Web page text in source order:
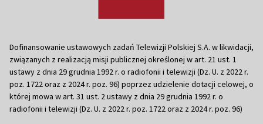
Dofinansowanie ustawowych zadań Telewizji Polskiej S.A. w likwidacji,
związanych z realizacją misji publicznej określonej w art. 21 ust. 1
ustawy z dnia 29 grudnia 1992 r. o radiofonii i telewizji (Dz. U. z 2022 r.
poz. 1722 oraz z 2024 r. poz. 96) poprzez udzielenie dotacji celowej, o
której mowa w art. 31 ust. 2 ustawy z dnia 29 grudnia 1992 r. o
radiofonii i telewizji (Dz. U. z 2022 r. poz. 1722 oraz z 2024 r. poz. 96)